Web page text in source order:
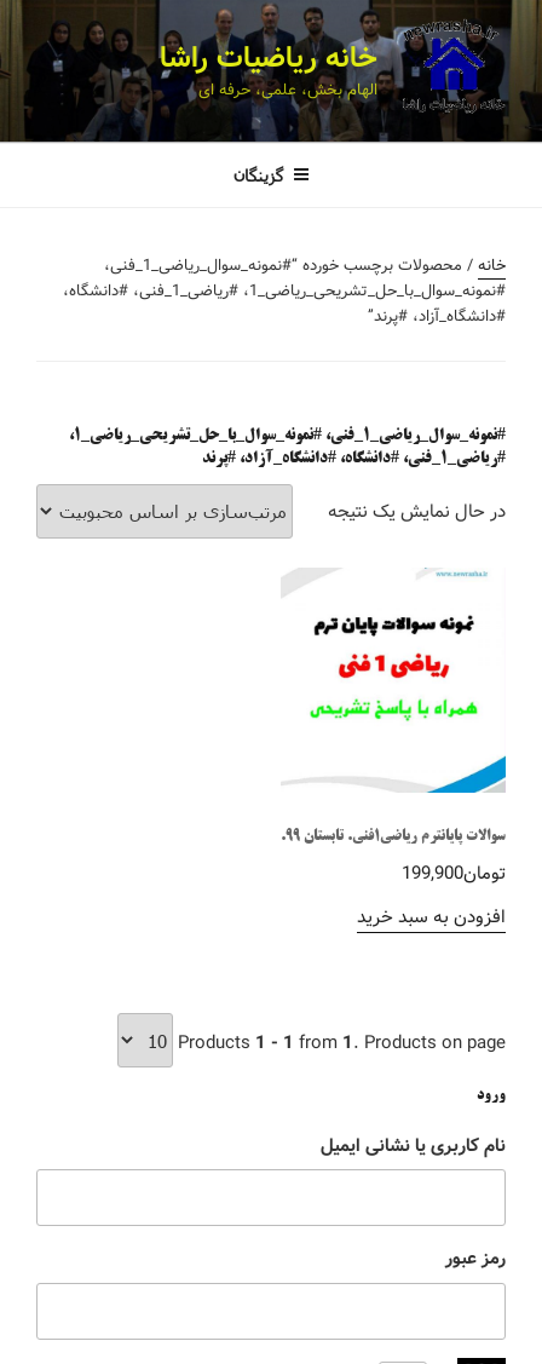
خانه ریاضیات راشا
الهام بخش، علمی، حرفه ای
گزینگان
خانه
/ محصولات برچسب خورده “#نمونه_سوال_ریاضی_1_فنی،
#نمونه_سوال_با_حل_تشریحی_ریاضی_1، #ریاضی_1_فنی، #دانشگاه،
#دانشگاه_آزاد، #پرند”
#نمونه_سوال_ریاضی_1_فنی، #نمونه_سوال_با_حل_تشریحی_ریاضی_1،
#ریاضی_1_فنی، #دانشگاه، #دانشگاه_آزاد، #پرند
در حال نمایش یک نتیجه
سوالات پایانترم ریاضی1فنی. تابستان 99.
تومان199,900
افزودن به سبد خرید
Products 1 - 1 from 1. Products on page
ورود
نام کاربری یا نشانی ایمیل
رمز عبور